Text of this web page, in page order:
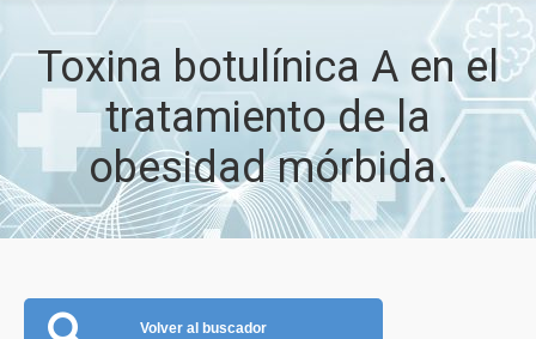
Toxina botulínica A en el
tratamiento de la
obesidad mórbida.
Volver al buscador